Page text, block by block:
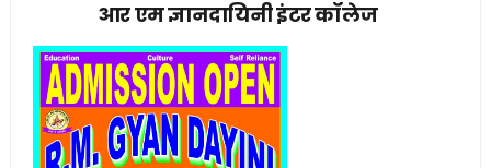
आर एम ज्ञानदायिनी इंटर कॉलेज